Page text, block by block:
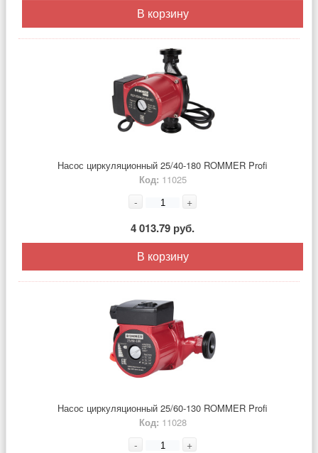
В корзину
Насос циркуляционный 25/40-180 ROMMER Profi
Код: 11025
- +
4 013.79 руб.
В корзину
Насос циркуляционный 25/60-130 ROMMER Profi
Код: 11028
- +